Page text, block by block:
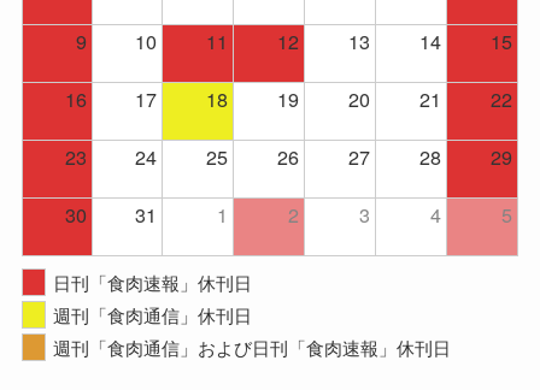
9
10 11 12 13 14
15
16
17 18 19 20 21
22
23
24 25 26 27 28
29
30
31 1 2 3 4 5
日刊「食肉速報」休刊日
週刊「食肉通信」休刊日
週刊「食肉通信」および日刊「食肉速報」休刊日